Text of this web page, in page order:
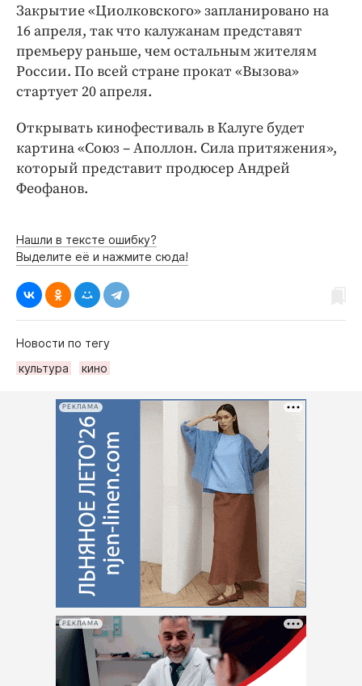
Бренд года
Работодатель года
Закрытие «Циолковского» запланировано на
16 апреля, так что калужанам представят
премьеру раньше, чем остальным жителям
России. По всей стране прокат «Вызова»
стартует 20 апреля.
Открывать кинофестиваль в Калуге будет
картина «Союз – Аполлон. Сила притяжения»,
который представит продюсер Андрей
Феофанов.
Нашли в тексте ошибку?
Выделите её и нажмите сюда!
Новости по тегу
культура
кино
РЕКЛАМА
РЕКЛАМА